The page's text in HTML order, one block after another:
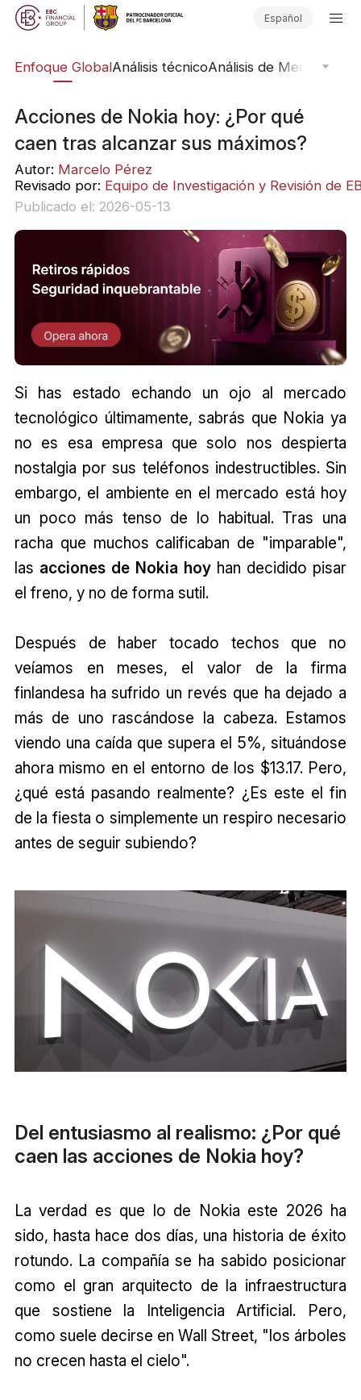
Español
Enfoque GlobalAnálisis técnicoAnálisis de Mercado
Acciones de Nokia hoy: ¿Por qué
caen tras alcanzar sus máximos?
Autor: Marcelo Pérez
Revisado por: Equipo de Investigación y Revisión de
Publicado el: 2026-05-13
Si has estado echando un ojo al mercado
tecnológico últimamente, sabrás que Nokia ya
no es esa empresa que solo nos despierta
nostalgia por sus teléfonos indestructibles. Sin
embargo, el ambiente en el mercado está hoy
un poco más tenso de lo habitual. Tras una
racha que muchos calificaban de "imparable",
las acciones de Nokia hoy han decidido pisar
el freno, y no de forma sutil.
Después de haber tocado techos que no
veíamos en meses, el valor de la firma
finlandesa ha sufrido un revés que ha dejado a
más de uno rascándose la cabeza. Estamos
viendo una caída que supera el 5%, situándose
ahora mismo en el entorno de los $13.17. Pero,
¿qué está pasando realmente? ¿Es este el fin
de la fiesta o simplemente un respiro necesario
antes de seguir subiendo?
Del entusiasmo al realismo: ¿Por qué
caen las acciones de Nokia hoy?
La verdad es que lo de Nokia este 2026 ha
sido, hasta hace dos días, una historia de éxito
rotundo. La compañía se ha sabido posicionar
como el gran arquitecto de la infraestructura
que sostiene la Inteligencia Artificial. Pero,
como suele decirse en Wall Street, "los árboles
no crecen hasta el cielo".